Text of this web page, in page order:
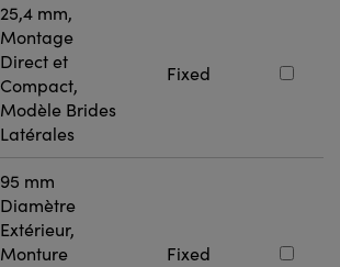
25,4 mm,
Montage
Direct et
Compact,
Modèle Brides
Latérales
Fixed
95 mm
Diamètre
Extérieur,
Monture
Fixed